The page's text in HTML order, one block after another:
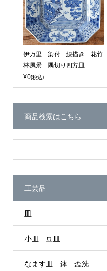
伊万里 染付 線描き 花竹
林風景 隅切り四方皿
¥0(税込)
商品検索はこちら
工芸品
皿
小皿 豆皿
なます皿 鉢 盃洗